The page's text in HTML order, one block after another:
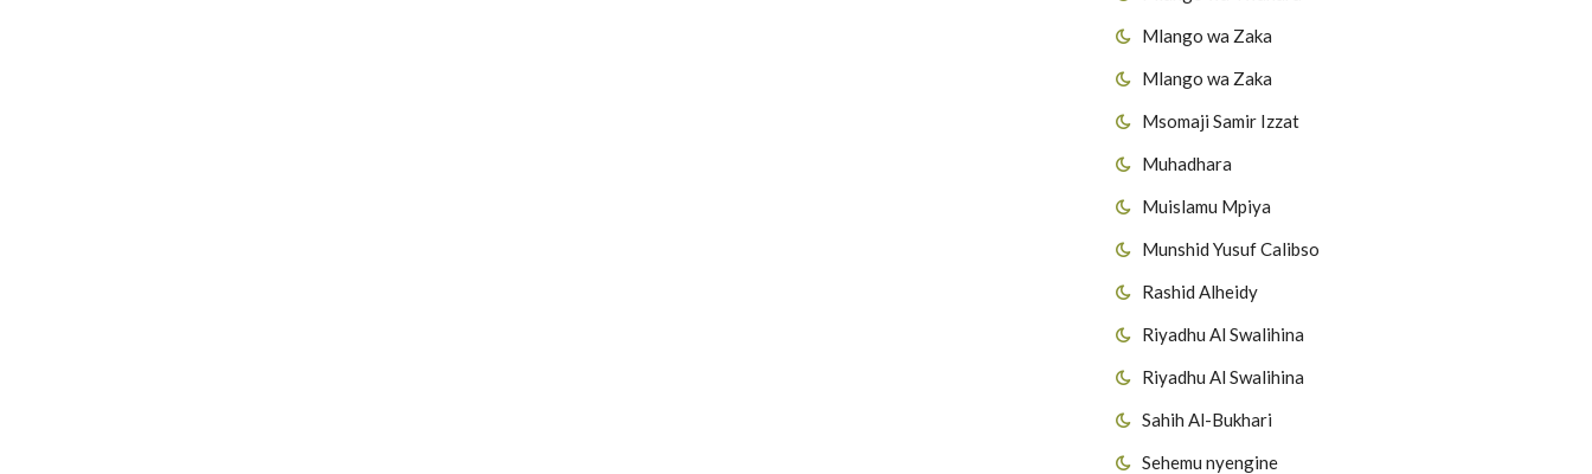
Mlango wa Zaka
Mlango wa Zaka
Msomaji Samir Izzat
Muhadhara
Muislamu Mpiya
Munshid Yusuf Calibso
Rashid Alheidy
Riyadhu Al Swalihina
Riyadhu Al Swalihina
Sahih Al-Bukhari
Sehemu nyengine